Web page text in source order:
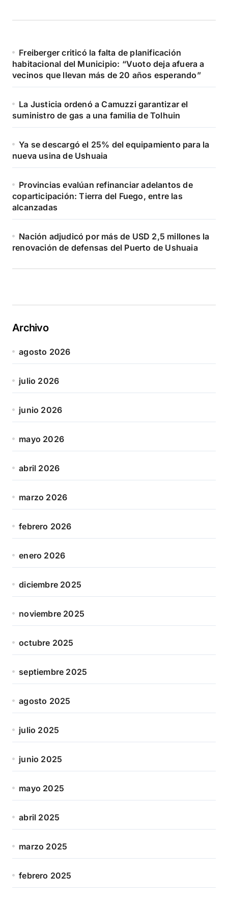
Freiberger criticó la falta de planificación
habitacional del Municipio: “Vuoto deja afuera a
vecinos que llevan más de 20 años esperando”
La Justicia ordenó a Camuzzi garantizar el
suministro de gas a una familia de Tolhuin
Ya se descargó el 25% del equipamiento para la
nueva usina de Ushuaia
Provincias evalúan refinanciar adelantos de
coparticipación: Tierra del Fuego, entre las
alcanzadas
Nación adjudicó por más de USD 2,5 millones la
renovación de defensas del Puerto de Ushuaia
Archivo
agosto 2026
julio 2026
junio 2026
mayo 2026
abril 2026
marzo 2026
febrero 2026
enero 2026
diciembre 2025
noviembre 2025
octubre 2025
septiembre 2025
agosto 2025
julio 2025
junio 2025
mayo 2025
abril 2025
marzo 2025
febrero 2025